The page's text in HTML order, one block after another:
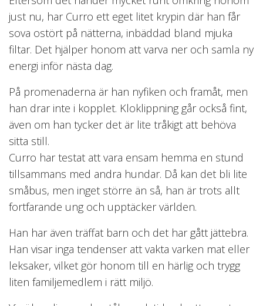
just nu, har Curro ett eget litet krypin där han får
sova ostört på nätterna, inbäddad bland mjuka
filtar. Det hjälper honom att varva ner och samla ny
energi inför nästa dag.
På promenaderna är han nyfiken och framåt, men
han drar inte i kopplet. Kloklippning går också fint,
även om han tycker det är lite tråkigt att behöva
sitta still.
Curro har testat att vara ensam hemma en stund
tillsammans med andra hundar. Då kan det bli lite
småbus, men inget större än så, han är trots allt
fortfarande ung och upptäcker världen.
Han har även träffat barn och det har gått jättebra.
Han visar inga tendenser att vakta varken mat eller
leksaker, vilket gör honom till en härlig och trygg
liten familjemedlem i rätt miljö.